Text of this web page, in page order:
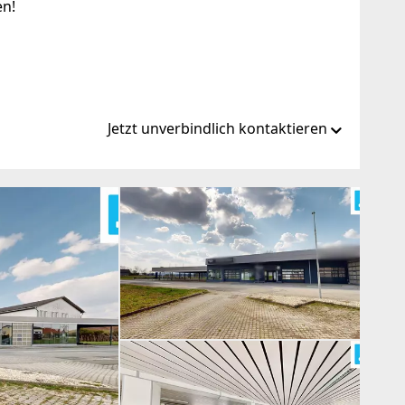
Jetzt unverbindlich kontaktieren